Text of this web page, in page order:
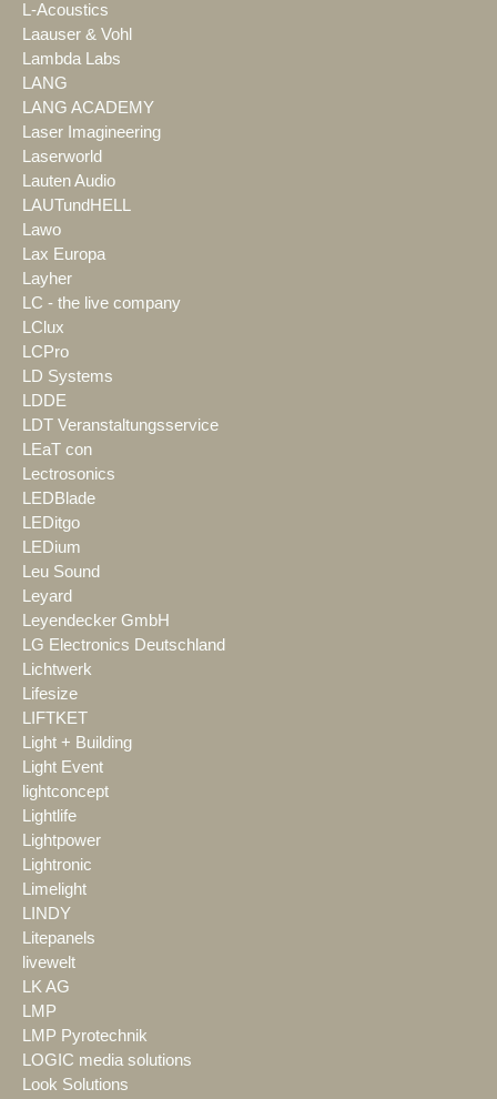
L-Acoustics
Laauser & Vohl
Lambda Labs
LANG
LANG ACADEMY
Laser Imagineering
Laserworld
Lauten Audio
LAUTundHELL
Lawo
Lax Europa
Layher
LC - the live company
LClux
LCPro
LD Systems
LDDE
LDT Veranstaltungsservice
LEaT con
Lectrosonics
LEDBlade
LEDitgo
LEDium
Leu Sound
Leyard
Leyendecker GmbH
LG Electronics Deutschland
Lichtwerk
Lifesize
LIFTKET
Light + Building
Light Event
lightconcept
Lightlife
Lightpower
Lightronic
Limelight
LINDY
Litepanels
livewelt
LK AG
LMP
LMP Pyrotechnik
LOGIC media solutions
Look Solutions